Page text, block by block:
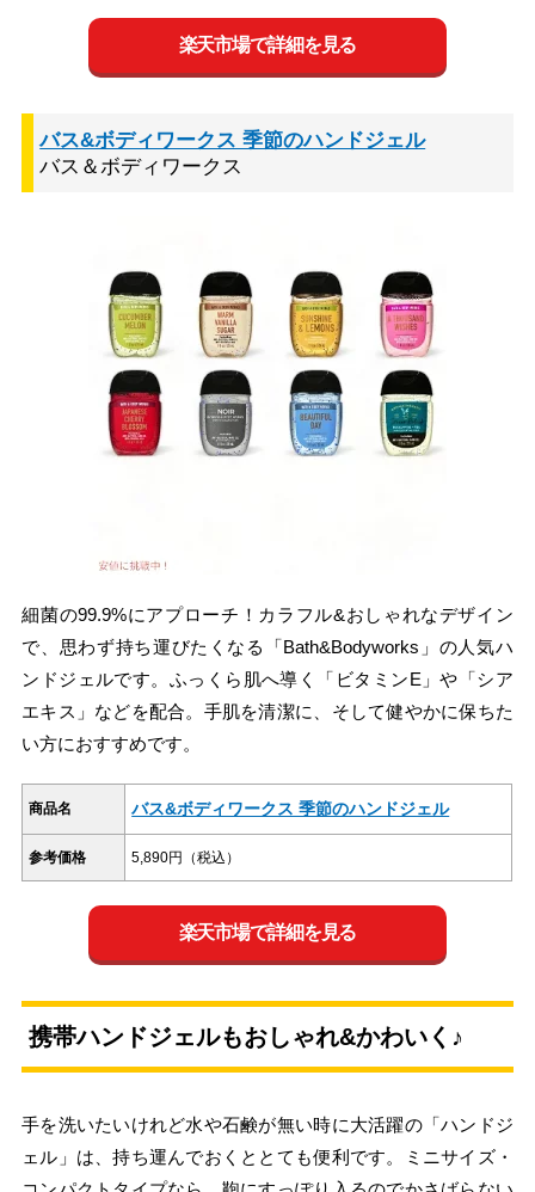
楽天市場で詳細を見る
バス&ボディワークス 季節のハンドジェル
バス＆ボディワークス
細菌の99.9%にアプローチ！カラフル&おしゃれなデザイン
で、思わず持ち運びたくなる「Bath&Bodyworks」の人気ハ
ンドジェルです。ふっくら肌へ導く「ビタミンE」や「シア
エキス」などを配合。手肌を清潔に、そして健やかに保ちた
い方におすすめです。
商品名 バス&ボディワークス 季節のハンドジェル
参考価格 5,890円（税込）
楽天市場で詳細を見る
携帯ハンドジェルもおしゃれ&かわいく♪
手を洗いたいけれど水や石鹸が無い時に大活躍の「ハンドジ
ェル」は、持ち運んでおくととても便利です。ミニサイズ・